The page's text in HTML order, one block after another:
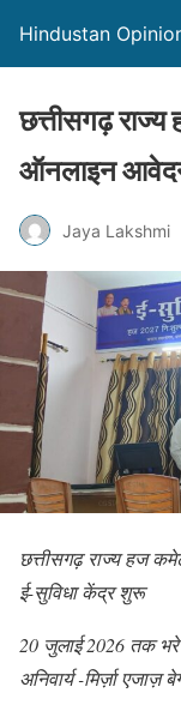
Hindustan
छत्तीसगढ़
ऑनलाइन
Jaya Lakshmi
छत्तीसगढ़ राज्य हज
ई-सुविधा केंद्र शुरू
20 जुलाई 2026 तक भरे
अनिवार्य -मिर्ज़ा एजाज़